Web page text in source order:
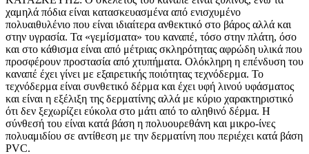
χαμηλά πόδια είναι κατασκευασμένα από ενισχυμένο
πολυαιθυλένιο που είναι ιδιαίτερα ανθεκτικό στο βάρος αλλά και
στην υγρασία. Τα «γεμίσματα» του καναπέ, τόσο στην πλάτη, όσο
και στο κάθισμα είναι από μέτριας σκληρότητας αφρώδη υλικά που
προσφέρουν προστασία από χτυπήματα. Ολόκληρη η επένδυση του
καναπέ έχει γίνει με εξαιρετικής ποιότητας τεχνόδερμα. Το
τεχνόδερμα είναι συνθετικό δέρμα και έχει υφή λινού υφάσματος
και είναι η εξέλιξη της δερματίνης αλλά με κύριο χαρακτηριστικό
ότι δεν ξεχωρίζει εύκολα στο μάτι από το αληθινό δέρμα. Η
σύνθεσή του είναι κατά βάση η πολυουρεθάνη και μικρο-ίνες
πολυαμιδίου σε αντίθεση με την δερματίνη που περιέχει κατά βάση
PVC.